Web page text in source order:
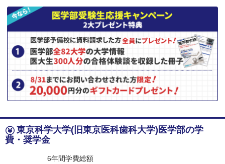
東京科学大学(旧東京医科歯科大学)医学部の学
費・奨学金
6年間学費総額